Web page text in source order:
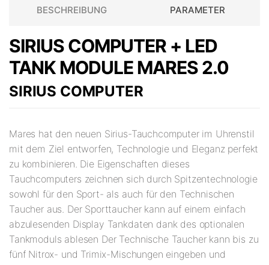
BESCHREIBUNG PARAMETER
SIRIUS COMPUTER + LED
TANK MODULE MARES 2.0
SIRIUS COMPUTER
Mares hat den neuen Sirius-Tauchcomputer im Uhrenstil
mit dem Ziel entworfen, Technologie und Eleganz perfekt
zu kombinieren. Die Eigenschaften dieses
Tauchcomputers zeichnen sich durch Spitzentechnologie
sowohl für den Sport- als auch für den Technischen
Taucher aus. Der Sporttaucher kann auf einem einfach
abzulesenden Display Tankdaten dank des optionalen
Tankmoduls ablesen Der Technische Taucher kann bis zu
fünf Nitrox- und Trimix-Mischungen eingeben und